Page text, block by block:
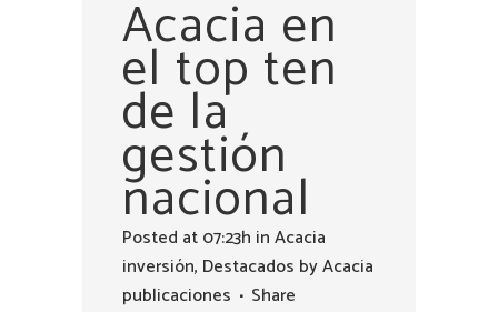
Acacia en
el top ten
de la
gestión
nacional
Posted at 07:23h inAcacia
inversión, Destacados byAcacia
publicaciones
Share